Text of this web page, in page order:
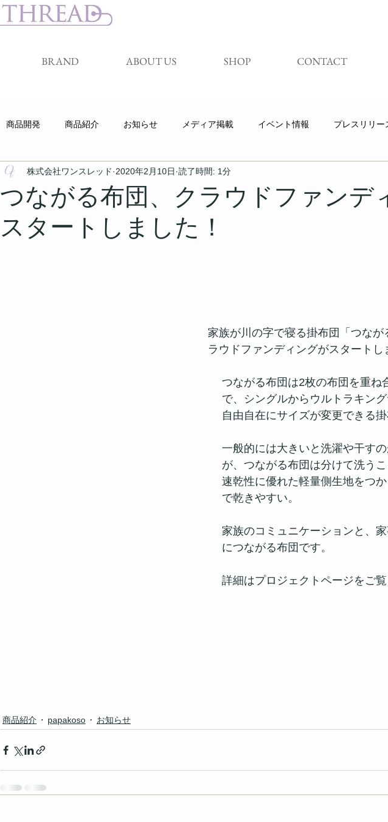
BRAND ABOUT US SHOP CONTACT
商品開発 商品紹介 お知らせ メディア掲載 イベント情報 プレスリリー
クラウドファンディング キャンペーン 展示会
つながる布団、クラウドファンデ
スタートしました！
株式会社ワンスレッド 2020年2月10日 読了時間: 1分
家族が川の字で寝る掛布団「つなが
ラウドファンディングがスタートし
つながる布団は2枚の布団を重ね
で、シングルからウルトラキン
自由自在にサイズが変更できる掛
一般的には大きいと洗濯や干す
が、つながる布団は分けて洗うこ
速乾性に優れた軽量側生地をつ
で乾きやすい。
家族のコミュニケーションと、
につながる布団です。
詳細はプロジェクトページをご覧
商品紹介 papakoso お知らせ